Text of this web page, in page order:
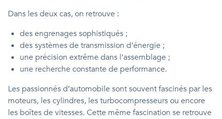
Dans les deux cas, on retrouve :
des engrenages sophistiqués ;
des systèmes de transmission d’énergie ;
une précision extrême dans l’assemblage ;
une recherche constante de performance.
Les passionnés d’automobile sont souvent fascinés par les
moteurs, les cylindres, les turbocompresseurs ou encore
les boîtes de vitesses. Cette même fascination se retrouve